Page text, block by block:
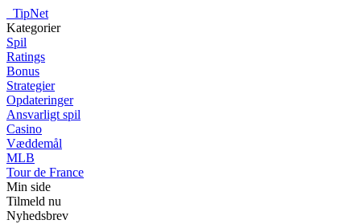
TipNet
Kategorier
Spil
Ratings
Bonus
Strategier
Opdateringer
Ansvarligt spil
Casino
Væddemål
MLB
Tour de France
Min side
Tilmeld nu
Nyhedsbrev